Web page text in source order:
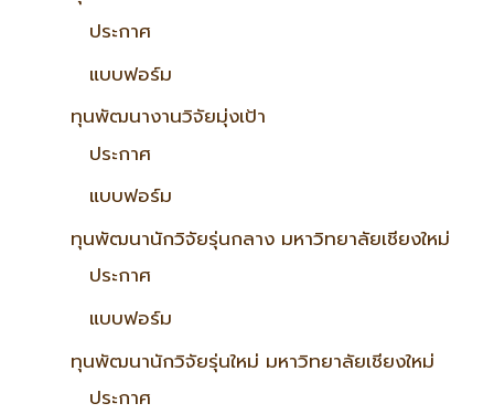
ประกาศ
แบบฟอร์ม
ทุนพัฒนางานวิจัยมุ่งเป้า
ประกาศ
แบบฟอร์ม
ทุนพัฒนานักวิจัยรุ่นกลาง มหาวิทยาลัยเชียงใหม่
ประกาศ
แบบฟอร์ม
ทุนพัฒนานักวิจัยรุ่นใหม่ มหาวิทยาลัยเชียงใหม่
ประกาศ